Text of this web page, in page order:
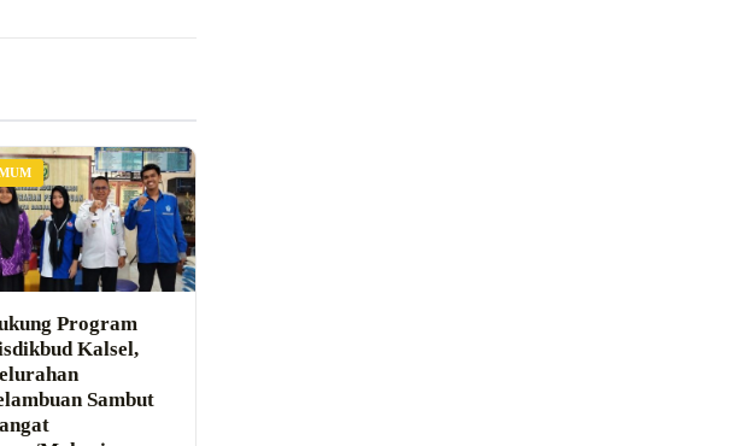
Program
Kalsel,
Sambut